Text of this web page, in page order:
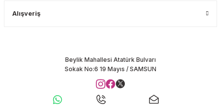
Alışveriş
Beylik Mahallesi Atatürk Bulvarı
Sokak No:6 19 Mayıs / SAMSUN